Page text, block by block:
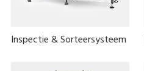
Inspectie & Sorteersysteem